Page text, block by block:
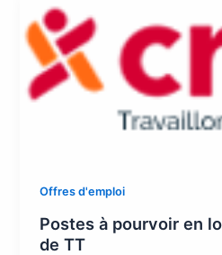
Offres d'emploi
Postes à pourvoir en
de TT